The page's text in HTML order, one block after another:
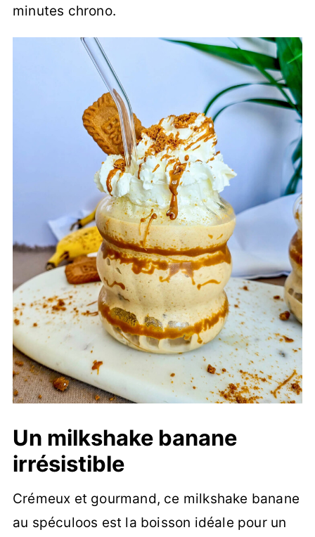
minutes chrono.
Un milkshake banane
irrésistible
Crémeux et gourmand, ce milkshake banane
au spéculoos est la boisson idéale pour un